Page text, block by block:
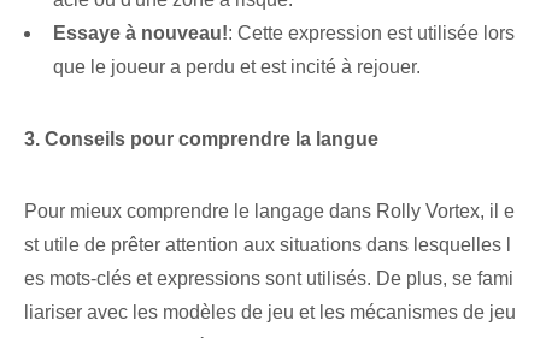
Essaye à nouveau!: Cette expression est utilisée lors
que le joueur a perdu et est incité à rejouer.
3. Conseils pour comprendre la langue
Pour mieux comprendre le langage ⁢dans Rolly Vortex, il e
st utile⁣ de prêter attention ‌aux situations dans lesquelles l
es ⁤mots-clés⁤ et ⁤expressions sont utilisés. De plus, se fami
liariser avec les modèles de jeu et les mécanismes de jeu